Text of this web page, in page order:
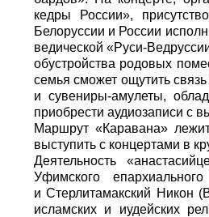
кедры России»,
Белоруссии и России
ведической «Руси-
обустройства родовых
семья сможет ощутить
и сувениры-амулеты,
приобрести аудиозаписи с
Маршрут «Каравана»
выступить с концертами в
Деятельность
Уфимского
и Стерлитамакский Никон
исламских и иудейских